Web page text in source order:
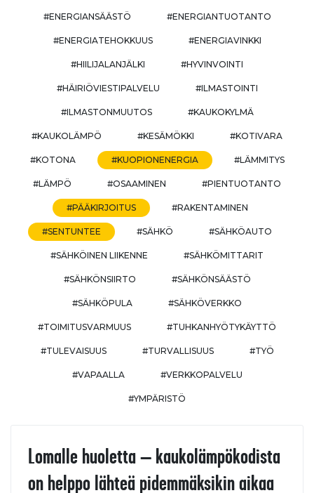
#ENERGIANSÄÄSTÖ #ENERGIANTUOTANTO
#ENERGIATEHOKKUUS #ENERGIAVINKKI
#HIILIJALANJÄLKI #HYVINVOINTI
#HÄIRIÖVIESTIPALVELU #ILMASTOINTI
#ILMASTONMUUTOS #KAUKOKYLMÄ
#KAUKOLÄMPÖ #KESÄMÖKKI #KOTIVARA
#KOTONA #KUOPIONENERGIA #LÄMMITYS
#LÄMPÖ #OSAAMINEN #PIENTUOTANTO
#PÄÄKIRJOITUS #RAKENTAMINEN
#SENTUNTEE #SÄHKÖ #SÄHKÖAUTO
#SÄHKÖINEN LIIKENNE #SÄHKÖMITTARIT
#SÄHKÖNSIIRTO #SÄHKÖNSÄÄSTÖ
#SÄHKÖPULA #SÄHKÖVERKKO
#TOIMITUSVARMUUS #TUHKANHYÖTYKÄYTTÖ
#TULEVAISUUS #TURVALLISUUS #TYÖ
#VAPAALLA #VERKKOPALVELU
#YMPÄRISTÖ
Lomalle huoletta – kaukolämpökodista
on helppo lähteä pidemmäksikin aikaa